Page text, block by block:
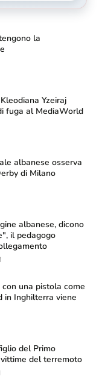
la
Yzeiraj
fuga al MediaWorld
albanese osserva
di Milano
albanese, dicono
il pedagogo
una pistola come
in Inghilterra viene
del Primo
del terremoto